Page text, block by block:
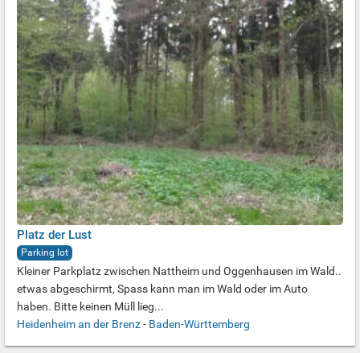
Platz der Lust
Parking lot
Kleiner Parkplatz zwischen Nattheim und Oggenhausen im Wald..
etwas abgeschirmt, Spass kann man im Wald oder im Auto
haben. Bitte keinen Müll lieg...
Heidenheim an der Brenz- Baden-Württemberg